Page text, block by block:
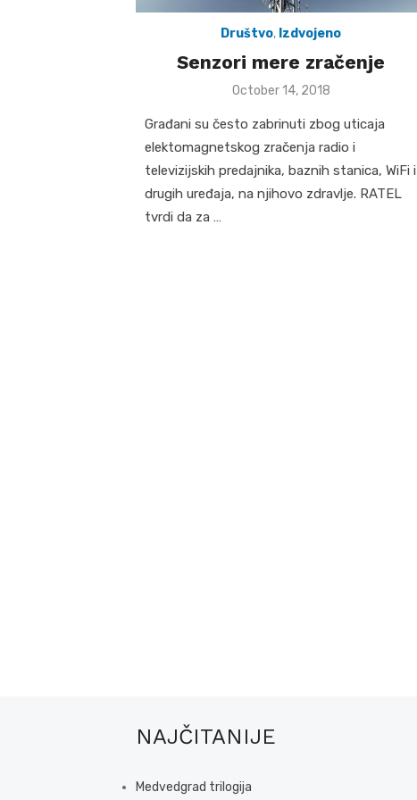
Društvo, Izdvojeno
Senzori mere zračenje
Posted
October 14, 2018
Građani su često zabrinuti zbog uticaja
elektomagnetskog zračenja radio i
televizijskih predajnika, baznih stanica, WiFi i
drugih uređaja, na njihovo zdravlje. RATEL
tvrdi da za …
NAJČITANIJE
Medvedgrad trilogija